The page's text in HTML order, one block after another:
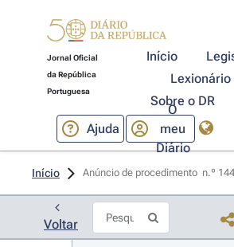
Jornal Oficial
da República
Portuguesa
Início
Lexionário
Sobre o DR
Ajuda
O
meu
Diário
Início Anúncio de procedimento  n.º
Voltar